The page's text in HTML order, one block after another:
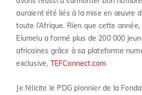
auraient été liés à la mise en œuvre
toute l’Afrique. Rien que cette
Elumelu a formé plus de 200 000
africaines grâce à sa plateforme
exclusive, TEFConnect.com
Je félicite le PDG pionnier de la